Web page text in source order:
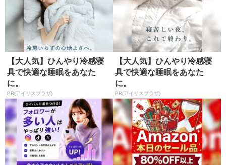
【大人気】ひんやり冷感寝
具で快適な睡眠をあなた
に。
PR(アイリスプラザ)
【大人気】ひんやり冷感寝
具で快適な睡眠をあなた
に。
PR(アイリスプラザ)